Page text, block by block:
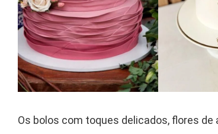
Os bolos com toques delicados, flores